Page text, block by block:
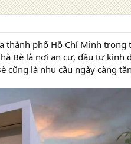
thành phố Hồ Chí Minh trong
Bè là nơi an cư, đầu tư kinh
là nhu cầu ngày càng